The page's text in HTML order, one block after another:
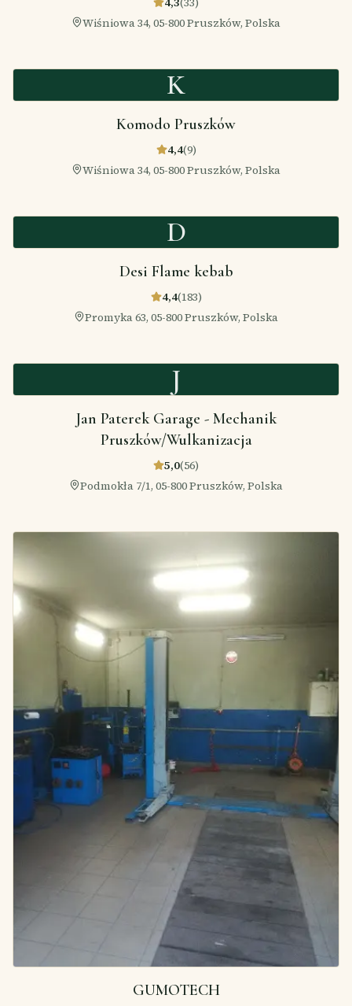
Wiśniowa 34, 05-800 Pruszków, Polska
K
Komodo Pruszków
4,4(9)
Wiśniowa 34, 05-800 Pruszków, Polska
D
Desi Flame kebab
4,4(183)
Promyka 63, 05-800 Pruszków, Polska
J
Jan Paterek Garage - Mechanik
Pruszków/Wulkanizacja
5,0(56)
Podmokła 7/1, 05-800 Pruszków, Polska
GUMOTECH